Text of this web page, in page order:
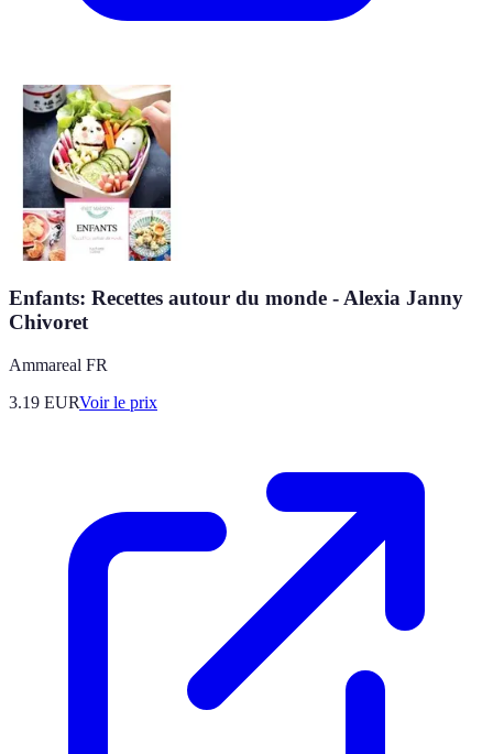
Enfants: Recettes autour du monde - Alexia Janny
Chivoret
Ammareal FR
3.19 EURVoir le prix